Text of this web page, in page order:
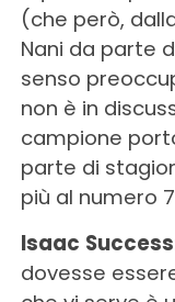
(che però,
Nani da parte
senso
non è in
campione
parte di
più al numero
Isaac Success
dovesse